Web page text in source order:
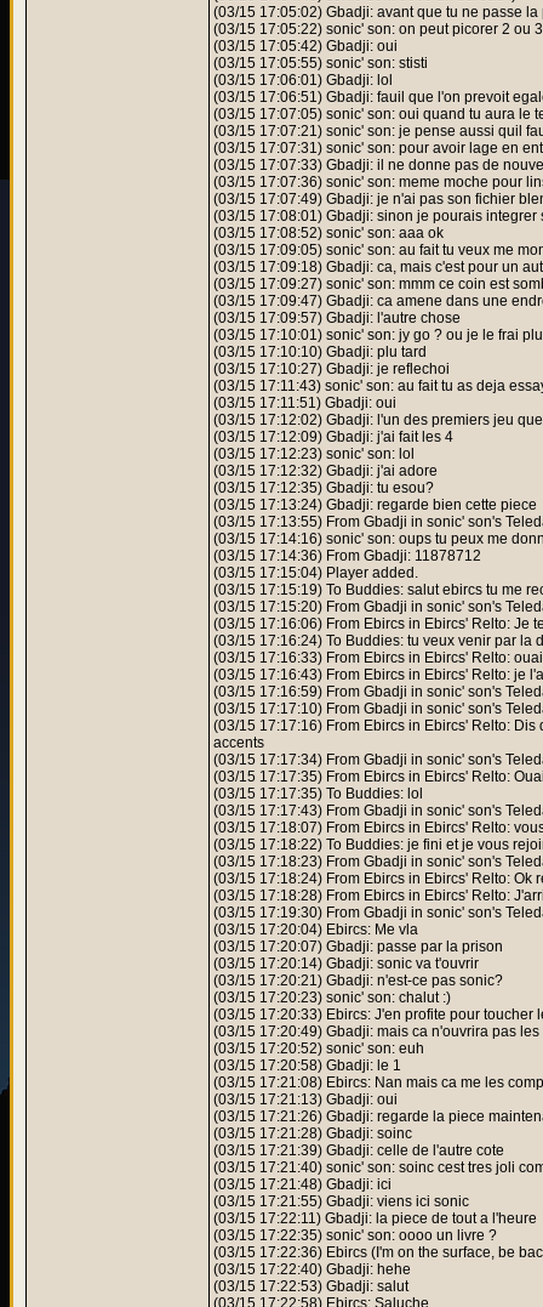
(03/15 17:05:02) Gbadji: avant que tu ne passe
(03/15 17:05:22) sonic' son: on peut picorer 2 ou
(03/15 17:05:42) Gbadji: oui
(03/15 17:05:55) sonic' son: stisti
(03/15 17:06:01) Gbadji: lol
(03/15 17:06:51) Gbadji: fauil que l'on prevoit
(03/15 17:07:05) sonic' son: oui quand tu aura le
(03/15 17:07:21) sonic' son: je pense aussi quil
(03/15 17:07:31) sonic' son: pour avoir lage en
(03/15 17:07:33) Gbadji: il ne donne pas de
(03/15 17:07:36) sonic' son: meme moche pour
(03/15 17:07:49) Gbadji: je n'ai pas son fichier
(03/15 17:08:01) Gbadji: sinon je pourais integrer
(03/15 17:08:52) sonic' son: aaa ok
(03/15 17:09:05) sonic' son: au fait tu veux me
(03/15 17:09:18) Gbadji: ca, mais c'est pour un
(03/15 17:09:27) sonic' son: mmm ce coin est
(03/15 17:09:47) Gbadji: ca amene dans une
(03/15 17:09:57) Gbadji: l'autre chose
(03/15 17:10:01) sonic' son: jy go ? ou je le frai
(03/15 17:10:10) Gbadji: plu tard
(03/15 17:10:27) Gbadji: je reflechoi
(03/15 17:11:43) sonic' son: au fait tu as deja
(03/15 17:11:51) Gbadji: oui
(03/15 17:12:02) Gbadji: l'un des premiers jeu
(03/15 17:12:09) Gbadji: j'ai fait les 4
(03/15 17:12:23) sonic' son: lol
(03/15 17:12:32) Gbadji: j'ai adore
(03/15 17:12:35) Gbadji: tu esou?
(03/15 17:13:24) Gbadji: regarde bien cette piece
(03/15 17:13:55) From Gbadji in sonic' son's
(03/15 17:14:16) sonic' son: oups tu peux me
(03/15 17:14:36) From Gbadji: 11878712
(03/15 17:15:04) Player added.
(03/15 17:15:19) To Buddies: salut ebircs tu me
(03/15 17:15:20) From Gbadji in sonic' son's
(03/15 17:16:06) From Ebircs in Ebircs' Relto: Je
(03/15 17:16:24) To Buddies: tu veux venir par la
(03/15 17:16:33) From Ebircs in Ebircs' Relto:
(03/15 17:16:43) From Ebircs in Ebircs' Relto: je
(03/15 17:16:59) From Gbadji in sonic' son's
(03/15 17:17:10) From Gbadji in sonic' son's
(03/15 17:17:16) From Ebircs in Ebircs' Relto:
accents
(03/15 17:17:34) From Gbadji in sonic' son's
(03/15 17:17:35) From Ebircs in Ebircs' Relto:
(03/15 17:17:35) To Buddies: lol
(03/15 17:17:43) From Gbadji in sonic' son's
(03/15 17:18:07) From Ebircs in Ebircs' Relto:
(03/15 17:18:22) To Buddies: je fini et je vous
(03/15 17:18:23) From Gbadji in sonic' son's
(03/15 17:18:24) From Ebircs in Ebircs' Relto: Ok
(03/15 17:18:28) From Ebircs in Ebircs' Relto:
(03/15 17:19:30) From Gbadji in sonic' son's
(03/15 17:20:04) Ebircs: Me vla
(03/15 17:20:07) Gbadji: passe par la prison
(03/15 17:20:14) Gbadji: sonic va t'ouvrir
(03/15 17:20:21) Gbadji: n'est-ce pas sonic?
(03/15 17:20:23) sonic' son: chalut :)
(03/15 17:20:33) Ebircs: J'en profite pour toucher
(03/15 17:20:49) Gbadji: mais ca n'ouvrira pas
(03/15 17:20:52) sonic' son: euh
(03/15 17:20:58) Gbadji: le 1
(03/15 17:21:08) Ebircs: Nan mais ca me les
(03/15 17:21:13) Gbadji: oui
(03/15 17:21:26) Gbadji: regarde la piece
(03/15 17:21:28) Gbadji: soinc
(03/15 17:21:39) Gbadji: celle de l'autre cote
(03/15 17:21:40) sonic' son: soinc cest tres joli
(03/15 17:21:48) Gbadji: ici
(03/15 17:21:55) Gbadji: viens ici sonic
(03/15 17:22:11) Gbadji: la piece de tout a l'heure
(03/15 17:22:35) sonic' son: oooo un livre ?
(03/15 17:22:36) Ebircs (I'm on the surface, be
(03/15 17:22:40) Gbadji: hehe
(03/15 17:22:53) Gbadji: salut
(03/15 17:22:58) Ebircs: Saluche